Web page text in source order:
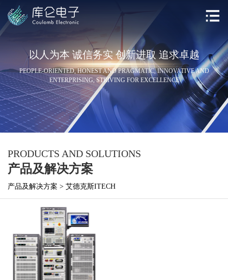
以人为本 诚信务实 创新进取 追求卓越
PEOPLE-ORIENTED, HONEST AND PRAGMATIC, INNOVATIVE AND
ENTERPRISING, STRIVING FOR EXCELLENCE
PRODUCTS AND SOLUTIONS
产品及解决方案
产品及解决方案 > 艾德克斯ITECH